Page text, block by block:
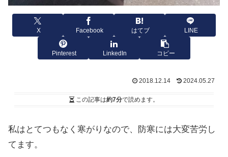
X Facebook はてブ LINE
Pinterest LinkedIn コピー
2018.12.14 2024.05.27
この記事は約7分で読めます。
私はとてつもなく寒がりなので、防寒には大変苦労し
てます。